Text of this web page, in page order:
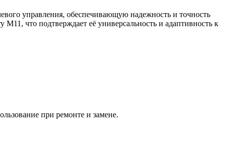
управления, обеспечивающую надежность и точность
что подтверждает её универсальность и адаптивность к
при ремонте и замене.